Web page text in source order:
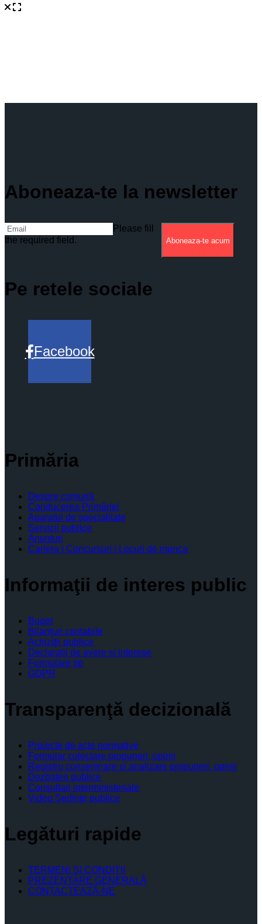
Aboneaza-te la newsletter
Please fill
the required field.
Aboneaza-te acum
Pe retele sociale
Facebook
Primăria
Despre comună
Conducerea Primăriei
Aparatul de specialitate
Servicii publice
Anunturi
Cariera | Concursuri | Locuri de munca
Informaţii de interes public
Buget
Bilanţuri contabile
Achiziţii publice
Declaratii de avere si interese
Formulare tip
GDPR
Transparenţă decizională
Proiecte de acte normative
Formular colectare propuneri, opinii
Registru consemnare si analizare propuneri, opinii
Dezbateri publice
Consultari interministeriale
Video Şedinţe publice
Legături rapide
TERMENI ŞI CONDIŢII
PREZENTARE GENERALĂ
CONTACTEAZĂ-NE